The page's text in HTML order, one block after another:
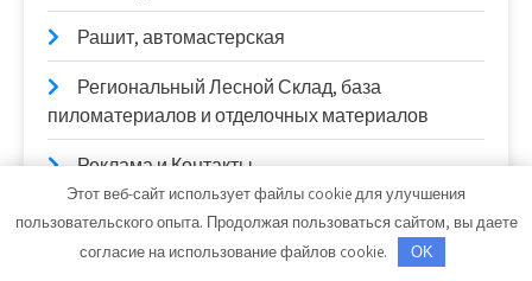
Рашит, автомастерская
Региональный Лесной Склад, база
пиломатериалов и отделочных материалов
Реклама и Контакты
Релакс, сауна
Ремонтная зона
Этот веб-сайт использует файлы cookie для улучшения
пользовательского опыта. Продолжая пользоваться сайтом, вы даете
согласие на использование файлов cookie.
OK